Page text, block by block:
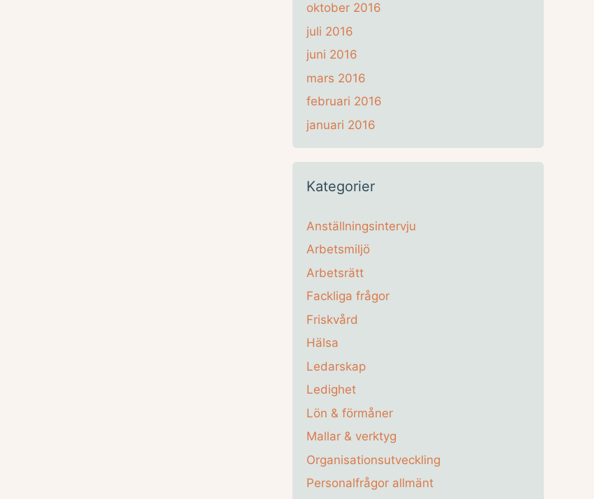
oktober 2016
juli 2016
juni 2016
mars 2016
februari 2016
januari 2016
Kategorier
Anställningsintervju
Arbetsmiljö
Arbetsrätt
Fackliga frågor
Friskvård
Hälsa
Ledarskap
Ledighet
Lön & förmåner
Mallar & verktyg
Organisationsutveckling
Personalfrågor allmänt